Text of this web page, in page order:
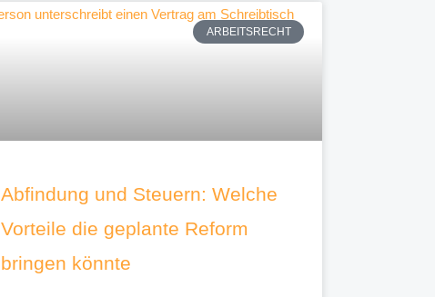
ARBEITSRECHT
Abfindung und Steuern: Welche
Vorteile die geplante Reform
bringen könnte